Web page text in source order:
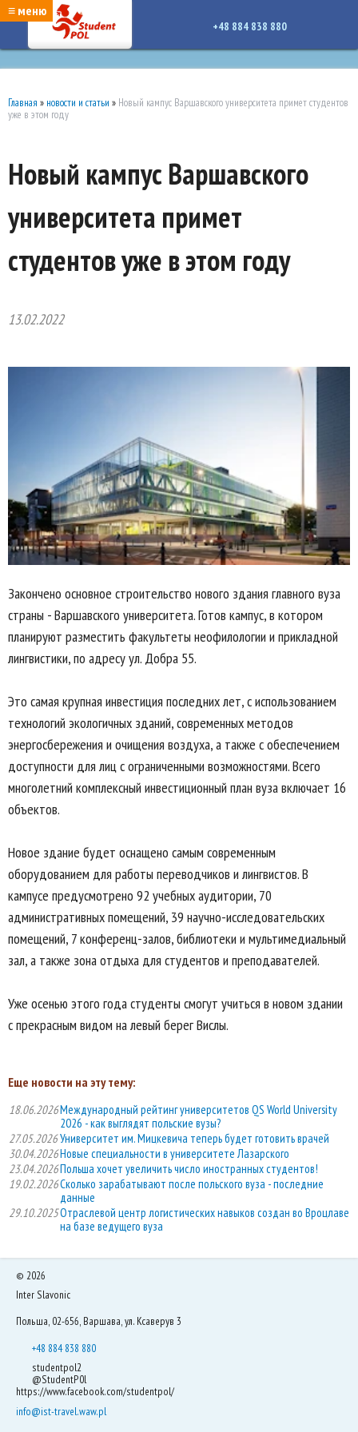
google-site-verification: google7a917c261df1566b.htmlgoogle-site-verification:
google7a917c261df1566b.html
≡ меню
+48 884 838 880
Главная » новости и статьи » Новый кампус Варшавского университета примет студентов
уже в этом году
Новый кампус Варшавского
университета примет
студентов уже в этом году
13.02.2022
Закончено основное строительство нового здания главного вуза
страны - Варшавского университета. Готов кампус, в котором
планируют разместить факультеты неофилологии и прикладной
лингвистики, по адресу ул. Добра 55.
Это самая крупная инвестиция последних лет, с использованием
технологий экологичных зданий, современных методов
энергосбережения и очищения воздуха, а также с обеспечением
доступности для лиц с ограниченными возможностями. Всего
многолетний комплексный инвестиционный план вуза включает 16
объектов.
Новое здание будет оснащено самым современным
оборудованием для работы переводчиков и лингвистов. В
кампусе предусмотрено 92 учебных аудитории, 70
административных помещений, 39 научно-исследовательских
помещений, 7 конференц-залов, библиотеки и мультимедиальный
зал, а также зона отдыха для студентов и преподавателей.
Уже осенью этого года студенты смогут учиться в новом здании
с прекрасным видом на левый берег Вислы.
Еще новости на эту тему:
18.06.2026Международный рейтинг университетов QS World University
2026 - как выглядят польские вузы?
27.05.2026Университет им. Мицкевича теперь будет готовить врачей
30.04.2026Новые специальности в университете Лазарского
23.04.2026Польша хочет увеличить число иностранных студентов!
19.02.2026Сколько зарабатывают после польского вуза - последние
данные
29.10.2025Отраслевой центр логистических навыков создан во Вроцлаве
на базе ведущего вуза
© 2026
Inter Slavonic
Польша, 02-656, Варшава, ул. Ксаверув 3
+48 884 838 880
studentpol2
@StudentP0l
https://www.facebook.com/studentpol/
info@ist-travel.waw.pl